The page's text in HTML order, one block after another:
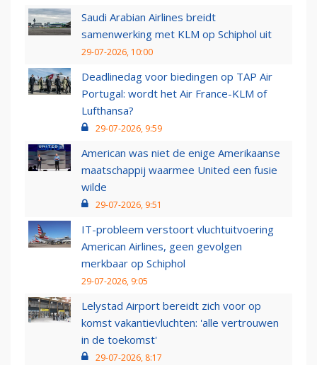
Saudi Arabian Airlines breidt
samenwerking met KLM op Schiphol uit
29-07-2026, 10:00
Deadlinedag voor biedingen op TAP Air
Portugal: wordt het Air France-KLM of
Lufthansa?
29-07-2026, 9:59
American was niet de enige Amerikaanse
maatschappij waarmee United een fusie
wilde
29-07-2026, 9:51
IT-probleem verstoort vluchtuitvoering
American Airlines, geen gevolgen
merkbaar op Schiphol
29-07-2026, 9:05
Lelystad Airport bereidt zich voor op
komst vakantievluchten: 'alle vertrouwen
in de toekomst'
29-07-2026, 8:17